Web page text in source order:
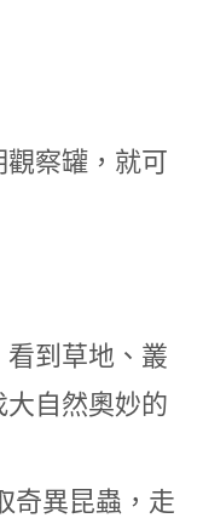
察罐，就可
到草地、叢
自然奧妙的
奇異昆蟲，走